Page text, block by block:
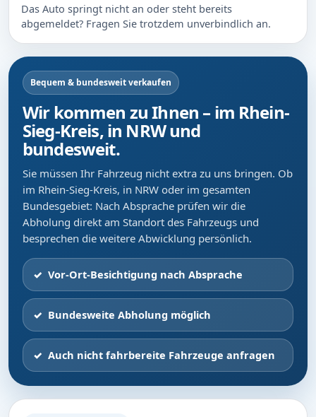
Das Auto springt nicht an oder steht bereits
abgemeldet? Fragen Sie trotzdem unverbindlich an.
Bequem & bundesweit verkaufen
Wir kommen zu Ihnen – im Rhein-
Sieg-Kreis, in NRW und
bundesweit.
Sie müssen Ihr Fahrzeug nicht extra zu uns bringen. Ob
im Rhein-Sieg-Kreis, in NRW oder im gesamten
Bundesgebiet: Nach Absprache prüfen wir die
Abholung direkt am Standort des Fahrzeugs und
besprechen die weitere Abwicklung persönlich.
Vor-Ort-Besichtigung nach Absprache
Bundesweite Abholung möglich
Auch nicht fahrbereite Fahrzeuge anfragen